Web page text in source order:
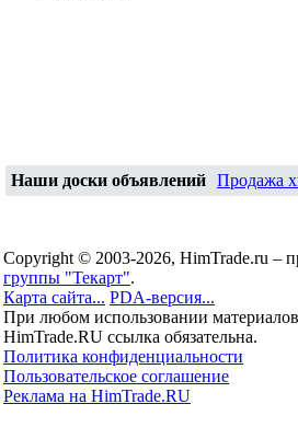
Наши доски объявлений Продажа
Copyright © 2003-2026, HimTrade.ru –
группы "Текарт".
Карта сайта... PDA-версия...
При любом использовании материалов
HimTrade.RU ссылка обязательна.
Политика конфиденциальности
Пользовательское соглашение
Реклама на HimTrade.RU